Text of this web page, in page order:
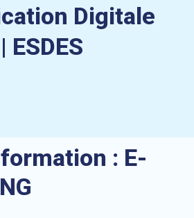
Digitale
: E-